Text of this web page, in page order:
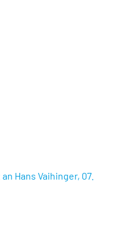
Hans Vaihinger, 07.